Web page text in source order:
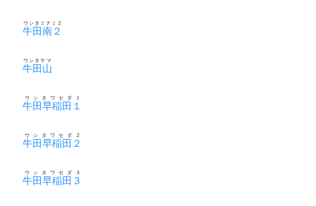
牛田南２
ウシタミナミ２
牛田山
ウシタヤマ
牛田早稲田１
ウシタワセダ１
牛田早稲田２
ウシタワセダ２
牛田早稲田３
ウシタワセダ３